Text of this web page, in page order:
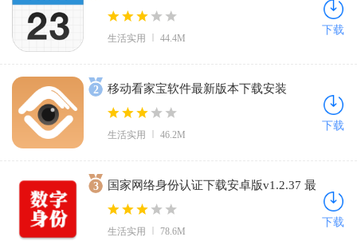
卓版
生活实用 44.4M
下载
2
移动看家宝软件最新版本下载安装
v2.12.5.1 官方版
生活实用 46.2M
下载
3
国家网络身份认证下载安卓版v1.2.37 最
新版
生活实用 78.6M
下载